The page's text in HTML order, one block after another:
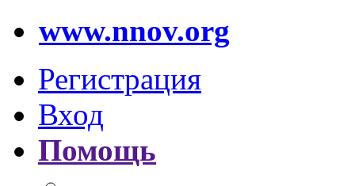
www.nnov.org
Регистрация
Вход
Помощь